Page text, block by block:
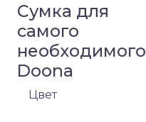
Сумка для
самого
необходимого
Doona
Цвет